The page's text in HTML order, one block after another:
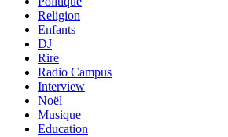
Religion
Enfants
DJ
Rire
Radio Campus
Interview
Noël
Musique
Education